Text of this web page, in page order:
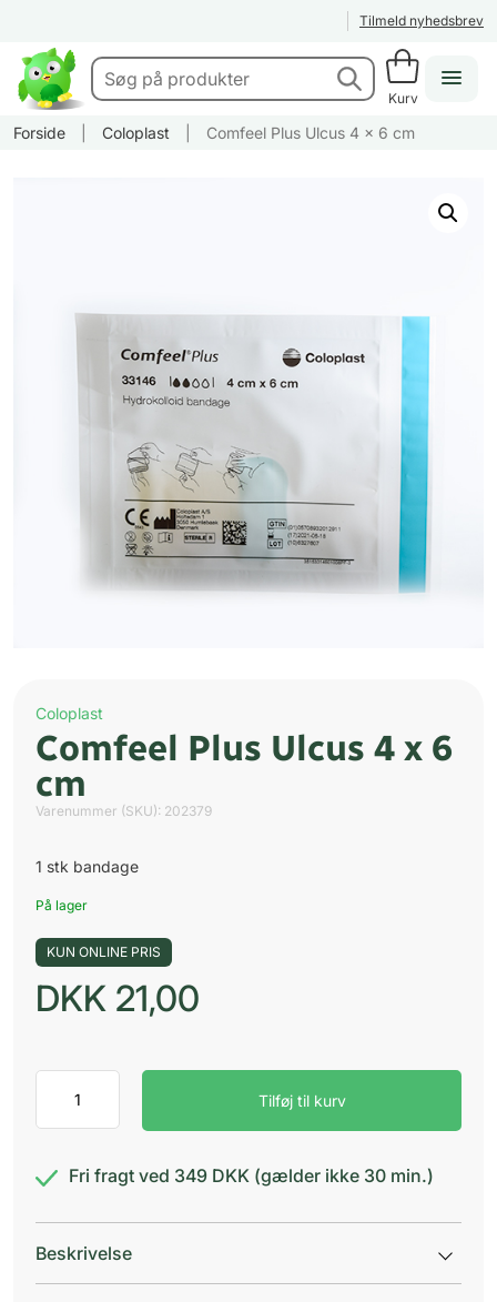
Tilmeld nyhedsbrev
Kurv
Forside Coloplast Comfeel Plus Ulcus 4 x 6 cm
Coloplast
Comfeel Plus Ulcus 4 x 6
cm
Varenummer (SKU): 202379
1 stk bandage
På lager
KUN ONLINE PRIS
DKK 21,00
Ulcus
x
cm
antal
Tilføj til kurv
Fri fragt ved 349 DKK (gælder ikke 30 min.)
Beskrivelse